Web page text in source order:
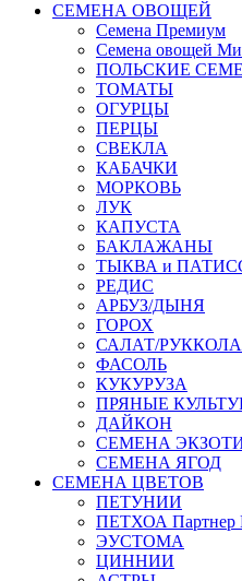
СЕМЕНА ОВОЩЕЙ
Семена Премиум
Семена овощей
ПОЛЬСКИЕ
ТОМАТЫ
ОГУРЦЫ
ПЕРЦЫ
СВЕКЛА
КАБАЧКИ
МОРКОВЬ
ЛУК
КАПУСТА
БАКЛАЖАНЫ
ТЫКВА и
РЕДИС
АРБУЗ/ДЫНЯ
ГОРОХ
САЛАТ/
ФАСОЛЬ
КУКУРУЗА
ПРЯНЫЕ
ДАЙКОН
СЕМЕНА
СЕМЕНА ЯГОД
СЕМЕНА ЦВЕТОВ
ПЕТУНИИ
ПЕТХОА
ЭУСТОМА
ЦИННИИ